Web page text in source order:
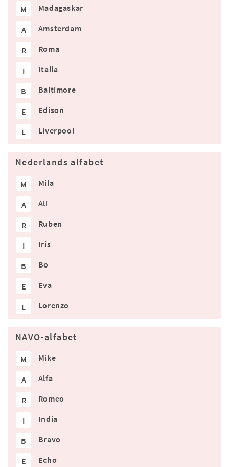
M Madagaskar
A Amsterdam
R Roma
I Italia
B Baltimore
E Edison
L Liverpool
Nederlands alfabet
M Mila
A Ali
R Ruben
I Iris
B Bo
E Eva
L Lorenzo
NAVO-alfabet
M Mike
A Alfa
R Romeo
I India
B Bravo
E Echo